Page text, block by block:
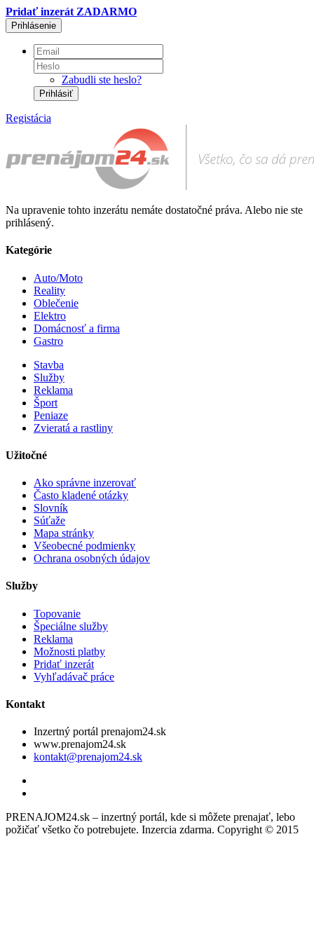
Pridať inzerát ZADARMO
Prihlásenie
Zabudli ste heslo?
Prihlásiť
Registácia
Na upravenie tohto inzerátu nemáte dostatočné práva. Alebo nie ste
prihlásený.
Kategórie
Auto/Moto
Reality
Oblečenie
Elektro
Domácnosť a firma
Gastro
Stavba
Služby
Reklama
Šport
Peniaze
Zvieratá a rastliny
Užitočné
Ako správne inzerovať
Často kladené otázky
Slovník
Súťaže
Mapa stránky
Všeobecné podmienky
Ochrana osobných údajov
Služby
Topovanie
Špeciálne služby
Reklama
Možnosti platby
Pridať inzerát
Vyhľadávač práce
Kontakt
Inzertný portál prenajom24.sk
www.prenajom24.sk
kontakt@prenajom24.sk
PRENAJOM24.sk – inzertný portál, kde si môžete prenajať, lebo
požičať všetko čo potrebujete. Inzercia zdarma. Copyright © 2015